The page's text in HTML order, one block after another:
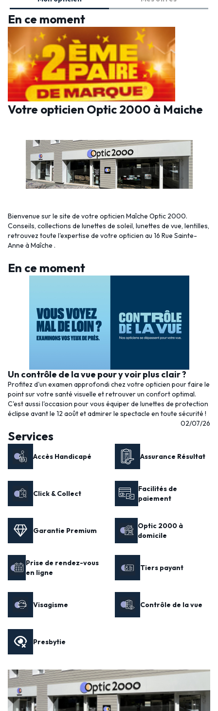
En ce moment
Votre opticien Optic 2000 à Maiche
Bienvenue sur le site de votre opticien Maîche Optic 2000.
Conseils, collections de lunettes de soleil, lunettes de vue, lentilles,
retrouvez toute l'expertise de votre opticien au 16 Rue Sainte-
Anne à Maîche .
En ce moment
Un contrôle de la vue pour y voir plus clair ?
Profitez d'un examen approfondi chez votre opticien pour faire le
point sur votre santé visuelle et retrouver un confort optimal.
C'est aussi l'occasion pour vous équiper de lunettes de protection
éclipse avant le 12 août et admirer le spectacle en toute sécurité !
02/07/26
Services
Accès Handicapé Assurance Résultat
Click & Collect
Facilités de
paiement
Garantie Premium
Optic 2000 à
domicile
Prise de rendez-vous
en ligne
Tiers payant
Visagisme Contrôle de la vue
Presbytie